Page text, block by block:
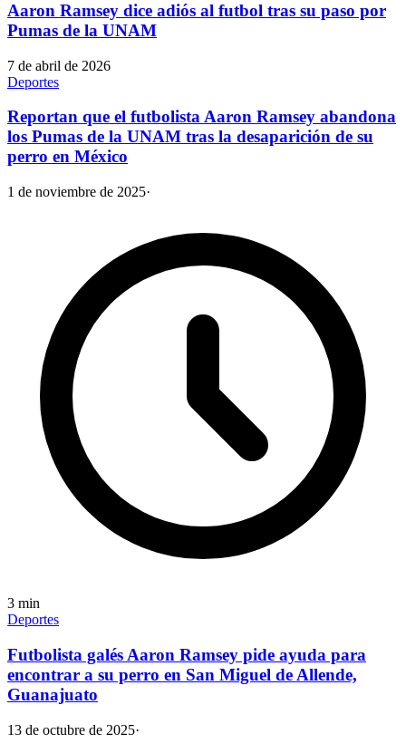
Aaron Ramsey dice adiós al futbol tras su paso por
Pumas de la UNAM
7 de abril de 2026
Deportes
Reportan que el futbolista Aaron Ramsey abandona
los Pumas de la UNAM tras la desaparición de su
perro en México
1 de noviembre de 2025·
3 min
Deportes
Futbolista galés Aaron Ramsey pide ayuda para
encontrar a su perro en San Miguel de Allende,
Guanajuato
13 de octubre de 2025·